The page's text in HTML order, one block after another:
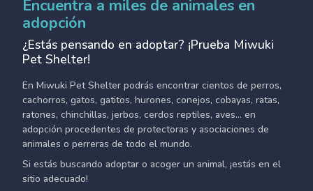
Encuentra a miles de animales en
adopción
¿Estás pensando en adoptar? ¡Prueba Miwuki
Pet Shelter!
En Miwuki Pet Shelter podrás encontrar cientos de perros,
cachorros, gatos, gatitos, hurones, conejos, cobayas, ratas,
ratones, chinchillas, jerbos, cerdos reptiles, aves... en
adopción procedentes de protectoras y asociaciones de
animales o perreras de todo el mundo.
Si estás buscando adoptar o acoger un animal, ¡estás en el
sitio adecuado!